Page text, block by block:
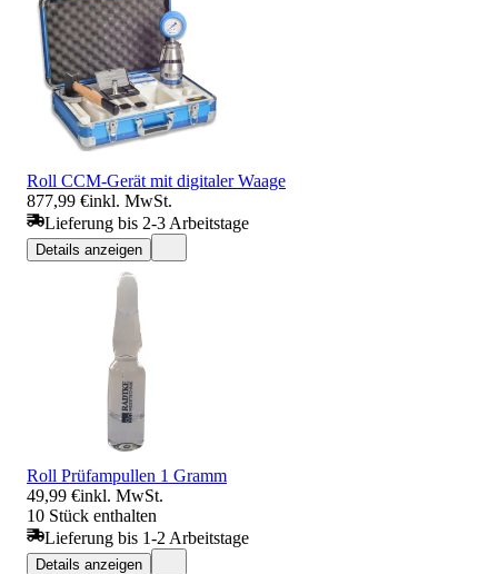
Roll CCM-Gerät mit digitaler Waage
877,99 €inkl. MwSt.
Lieferung bis 2-3 Arbeitstage
Details anzeigen
Roll Prüfampullen 1 Gramm
49,99 €inkl. MwSt.
10 Stück enthalten
Lieferung bis 1-2 Arbeitstage
Details anzeigen